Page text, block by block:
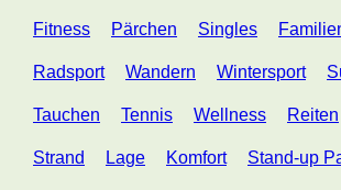
Fitness Pärchen Singles
Radsport Wandern Wintersport
Tauchen Tennis Wellness Reiten
Strand Lage Komfort Stand-up